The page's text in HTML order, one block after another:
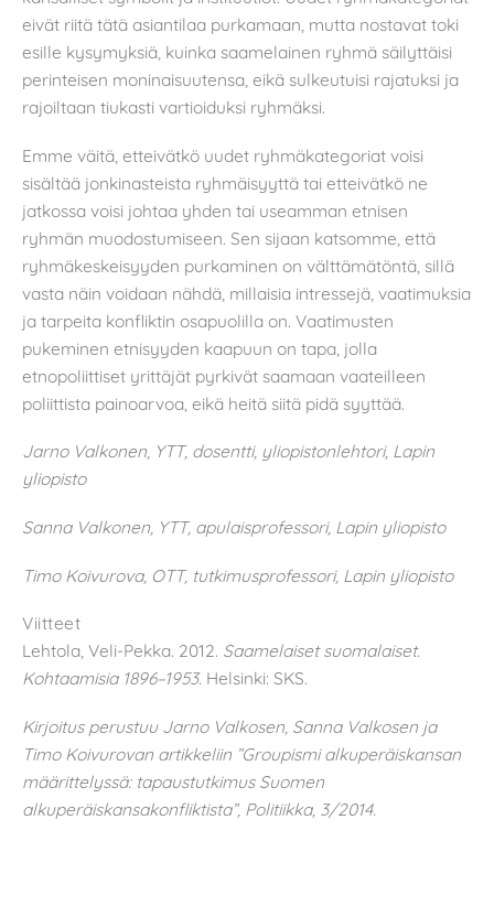
eivät riitä tätä asiantilaa purkamaan, mutta nostavat toki
esille kysymyksiä, kuinka saamelainen ryhmä säilyttäisi
perinteisen moninaisuutensa, eikä sulkeutuisi rajatuksi ja
rajoiltaan tiukasti vartioiduksi ryhmäksi.
Emme väitä, etteivätkö uudet ryhmäkategoriat voisi
sisältää jonkinasteista ryhmäisyyttä tai etteivätkö ne
jatkossa voisi johtaa yhden tai useamman etnisen
ryhmän muodostumiseen. Sen sijaan katsomme, että
ryhmäkeskeisyyden purkaminen on välttämätöntä, sillä
vasta näin voidaan nähdä, millaisia intressejä, vaatimuksia
ja tarpeita konfliktin osapuolilla on. Vaatimusten
pukeminen etnisyyden kaapuun on tapa, jolla
etnopoliittiset yrittäjät pyrkivät saamaan vaateilleen
poliittista painoarvoa, eikä heitä siitä pidä syyttää.
Jarno Valkonen, YTT, dosentti, yliopistonlehtori, Lapin
yliopisto
Sanna Valkonen, YTT, apulaisprofessori, Lapin yliopisto
Timo Koivurova, OTT, tutkimusprofessori, Lapin yliopisto
Viitteet
Lehtola, Veli-Pekka. 2012. Saamelaiset suomalaiset.
Kohtaamisia 1896–1953. Helsinki: SKS.
Kirjoitus perustuu Jarno Valkosen, Sanna Valkosen ja
Timo Koivurovan artikkeliin ”Groupismi alkuperäiskansan
määrittelyssä: tapaustutkimus Suomen
alkuperäiskansakonfliktista”, Politiikka, 3/2014.